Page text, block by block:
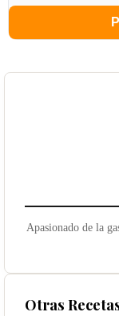
Apasionado de la
Otras